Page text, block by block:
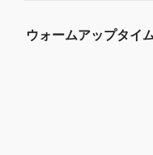
ウォームアップタイ